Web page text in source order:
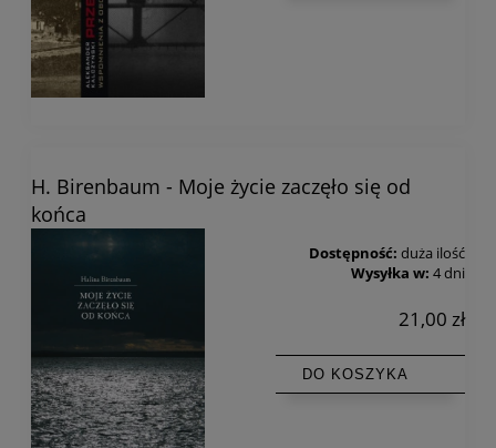
H. Birenbaum - Moje życie zaczęło się od
końca
Dostępność: duża ilość
Wysyłka w: 4 dni
21,00 zł
DO KOSZYKA